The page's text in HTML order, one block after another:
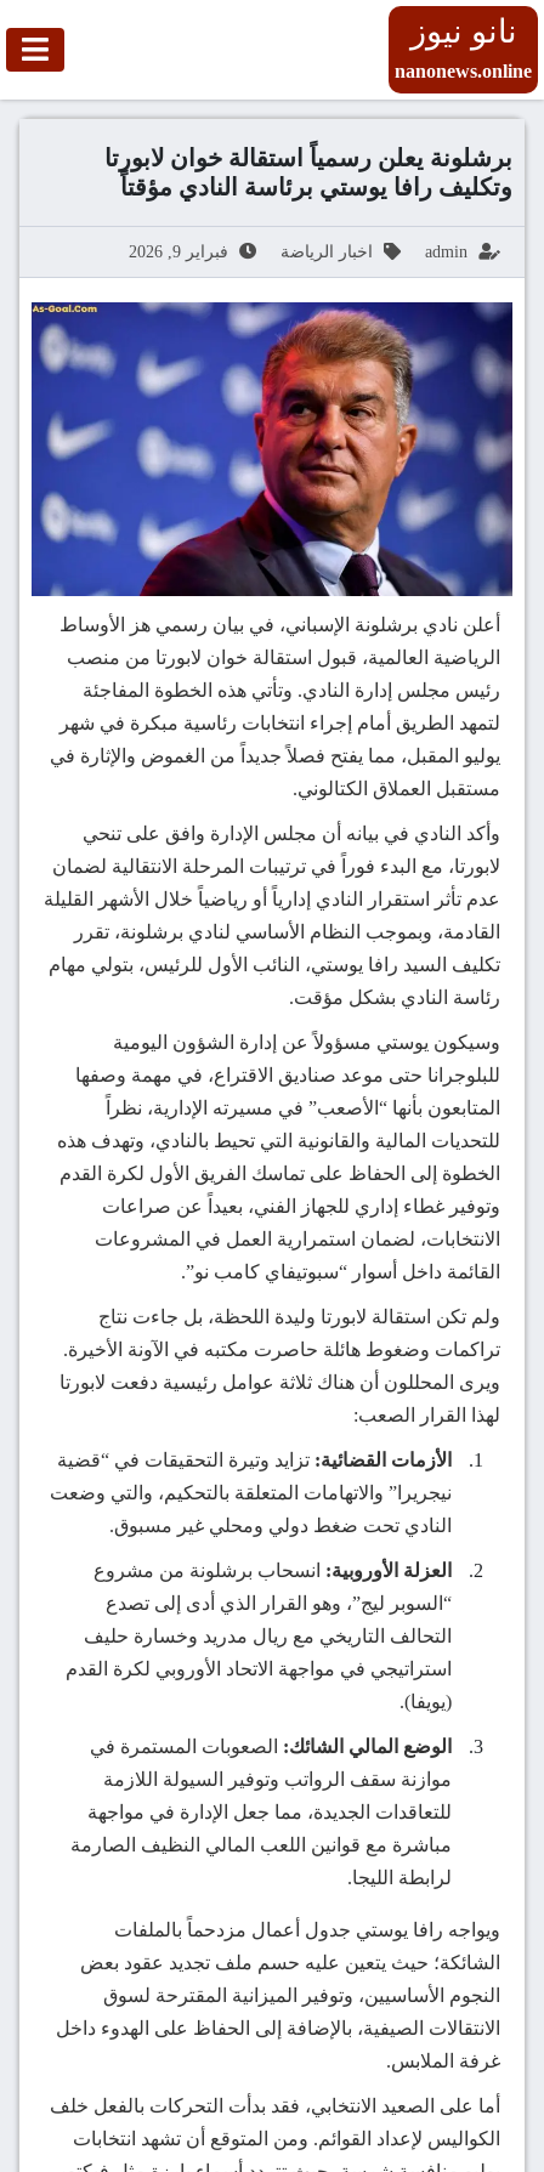
نانو نيوز
nanonews.online
برشلونة يعلن رسمياً استقالة خوان لابورتا
وتكليف رافا يوستي برئاسة النادي مؤقتاً
admin اخبار الرياضة فبراير 9, 2026
أعلن نادي برشلونة الإسباني، في بيان رسمي هز الأوساط
الرياضية العالمية، قبول استقالة خوان لابورتا من منصب
رئيس مجلس إدارة النادي. وتأتي هذه الخطوة المفاجئة
لتمهد الطريق أمام إجراء انتخابات رئاسية مبكرة في شهر
يوليو المقبل، مما يفتح فصلاً جديداً من الغموض والإثارة في
مستقبل العملاق الكتالوني.
وأكد النادي في بيانه أن مجلس الإدارة وافق على تنحي
لابورتا، مع البدء فوراً في ترتيبات المرحلة الانتقالية لضمان
عدم تأثر استقرار النادي إدارياً أو رياضياً خلال الأشهر القليلة
القادمة، وبموجب النظام الأساسي لنادي برشلونة، تقرر
تكليف السيد رافا يوستي، النائب الأول للرئيس، بتولي مهام
رئاسة النادي بشكل مؤقت.
وسيكون يوستي مسؤولاً عن إدارة الشؤون اليومية
للبلوجرانا حتى موعد صناديق الاقتراع، في مهمة وصفها
المتابعون بأنها “الأصعب” في مسيرته الإدارية، نظراً
للتحديات المالية والقانونية التي تحيط بالنادي، وتهدف هذه
الخطوة إلى الحفاظ على تماسك الفريق الأول لكرة القدم
وتوفير غطاء إداري للجهاز الفني، بعيداً عن صراعات
الانتخابات، لضمان استمرارية العمل في المشروعات
القائمة داخل أسوار “سبوتيفاي كامب نو”.
ولم تكن استقالة لابورتا وليدة اللحظة، بل جاءت نتاج
تراكمات وضغوط هائلة حاصرت مكتبه في الآونة الأخيرة.
ويرى المحللون أن هناك ثلاثة عوامل رئيسية دفعت لابورتا
لهذا القرار الصعب:
الأزمات القضائية: تزايد وتيرة التحقيقات في “قضية
نيجريرا” والاتهامات المتعلقة بالتحكيم، والتي وضعت
النادي تحت ضغط دولي ومحلي غير مسبوق.
العزلة الأوروبية: انسحاب برشلونة من مشروع
“السوبر ليج”، وهو القرار الذي أدى إلى تصدع
التحالف التاريخي مع ريال مدريد وخسارة حليف
استراتيجي في مواجهة الاتحاد الأوروبي لكرة القدم
(يويفا).
الوضع المالي الشائك: الصعوبات المستمرة في
موازنة سقف الرواتب وتوفير السيولة اللازمة
للتعاقدات الجديدة، مما جعل الإدارة في مواجهة
مباشرة مع قوانين اللعب المالي النظيف الصارمة
لرابطة الليجا.
ويواجه رافا يوستي جدول أعمال مزدحماً بالملفات
الشائكة؛ حيث يتعين عليه حسم ملف تجديد عقود بعض
النجوم الأساسيين، وتوفير الميزانية المقترحة لسوق
الانتقالات الصيفية، بالإضافة إلى الحفاظ على الهدوء داخل
غرفة الملابس.
أما على الصعيد الانتخابي، فقد بدأت التحركات بالفعل خلف
الكواليس لإعداد القوائم. ومن المتوقع أن تشهد انتخابات